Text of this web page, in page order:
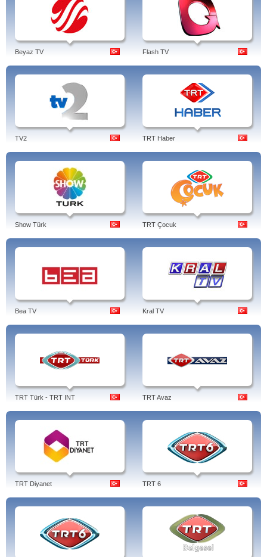
Beyaz TV Flash TV
TV2 TRT Haber
Show Türk TRT Çocuk
Bea TV Kral TV
TRT Türk - TRT INT TRT Avaz
TRT Diyanet TRT 6